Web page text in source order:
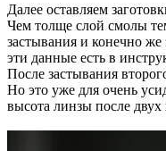
Далее оставляем
Чем толще слой смолы
застывания и конечно
эти данные есть в
После застывания
Но это уже для очень
высота линзы после двух